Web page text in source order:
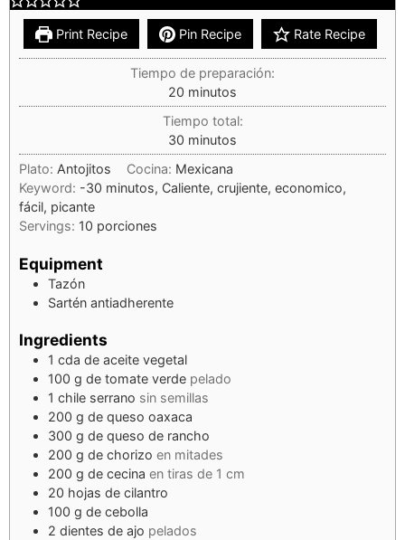
Print Recipe Pin Recipe Rate Recipe
Tiempo de preparación:
20 minutos
Tiempo total:
30 minutos
Plato: Antojitos Cocina: Mexicana
Keyword: -30 minutos, Caliente, crujiente, economico,
fácil, picante
Servings: 10 porciones
Equipment
Tazón
Sartén antiadherente
Ingredients
1 cda de aceite vegetal
100 g de tomate verde pelado
1 chile serrano sin semillas
200 g de queso oaxaca
300 g de queso de rancho
200 g de chorizo en mitades
200 g de cecina en tiras de 1 cm
20 hojas de cilantro
100 g de cebolla
2 dientes de ajo pelados